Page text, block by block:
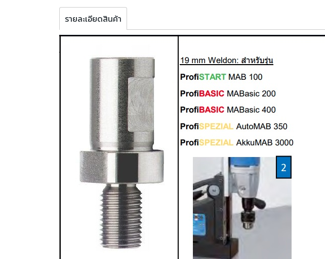
รายละเอียดสินค้า